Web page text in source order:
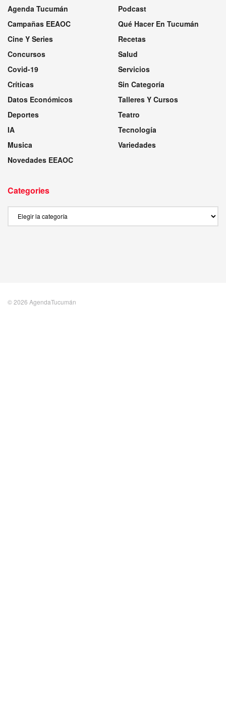
Agenda Tucumán
Campañas EEAOC
Cine Y Series
Concursos
Covid-19
Críticas
Datos Económicos
Deportes
IA
Musica
Novedades EEAOC
Podcast
Qué Hacer En Tucumán
Recetas
Salud
Servicios
Sin Categoría
Talleres Y Cursos
Teatro
Tecnología
Variedades
Categories
© 2026 AgendaTucumán